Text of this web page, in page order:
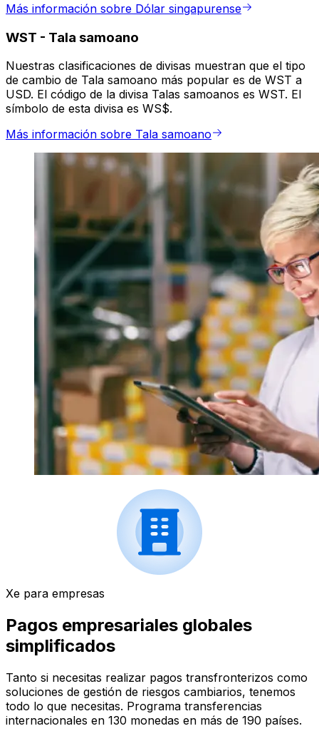
Más información sobre Dólar singapurense
WST - Tala samoano
Nuestras clasificaciones de divisas muestran que el tipo
de cambio de Tala samoano más popular es de WST a
USD. El código de la divisa Talas samoanos es WST. El
símbolo de esta divisa es WS$.
Más información sobre Tala samoano
Xe para empresas
Pagos empresariales globales
simplificados
Tanto si necesitas realizar pagos transfronterizos como
soluciones de gestión de riesgos cambiarios, tenemos
todo lo que necesitas. Programa transferencias
internacionales en 130 monedas en más de 190 países.